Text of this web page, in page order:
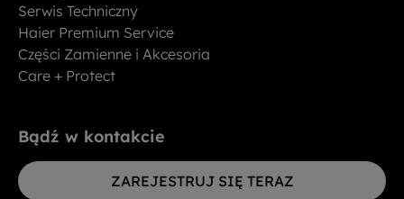
Serwis Techniczny
Haier Premium Service
Części Zamienne i Akcesoria
Care + Protect
Bądź w kontakcie
ZAREJESTRUJ SIĘ TERAZ